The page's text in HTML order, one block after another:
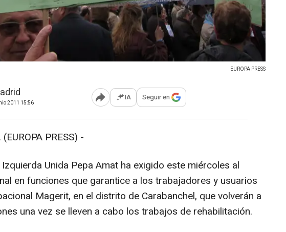
EUROPA PRESS
2011 15:56 Abrir opciones para compartir
IA Seguir en
PRESS) -
Unida Pepa Amat ha exigido este miércoles al
en funciones que garantice a los trabajadores y usuarios
Magerit, en el distrito de Carabanchel, que volverán a
una vez se lleven a cabo los trabajos de rehabilitación.